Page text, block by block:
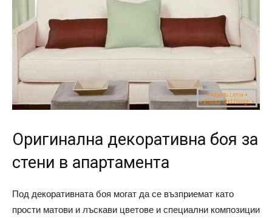
Оригинална декоративна боя за
стени в апартамента
Под декоративната боя могат да се възприемат като
прости матови и лъскави цветове и специални композиции